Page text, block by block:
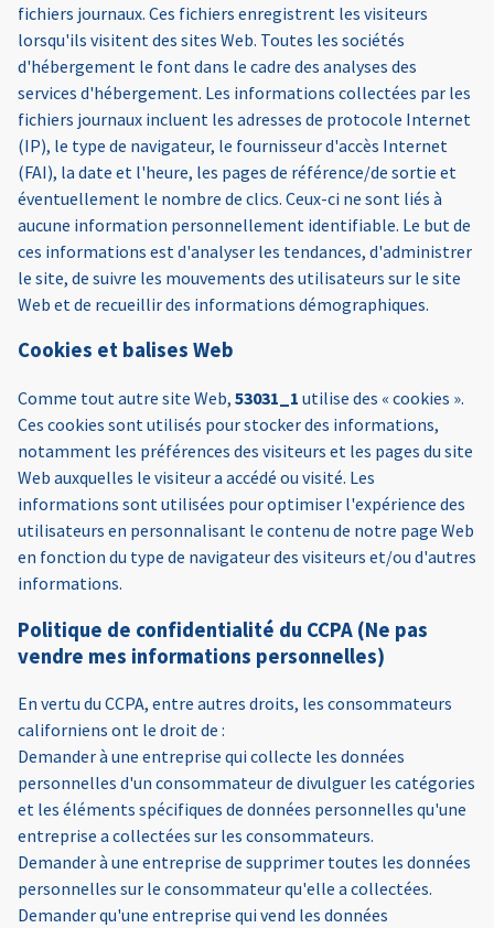
fichiers journaux. Ces fichiers enregistrent les visiteurs
lorsqu'ils visitent des sites Web. Toutes les sociétés
d'hébergement le font dans le cadre des analyses des
services d'hébergement. Les informations collectées par les
fichiers journaux incluent les adresses de protocole Internet
(IP), le type de navigateur, le fournisseur d'accès Internet
(FAI), la date et l'heure, les pages de référence/de sortie et
éventuellement le nombre de clics. Ceux-ci ne sont liés à
aucune information personnellement identifiable. Le but de
ces informations est d'analyser les tendances, d'administrer
le site, de suivre les mouvements des utilisateurs sur le site
Web et de recueillir des informations démographiques.
Cookies et balises Web
Comme tout autre site Web, 53031_1 utilise des « cookies ».
Ces cookies sont utilisés pour stocker des informations,
notamment les préférences des visiteurs et les pages du site
Web auxquelles le visiteur a accédé ou visité. Les
informations sont utilisées pour optimiser l'expérience des
utilisateurs en personnalisant le contenu de notre page Web
en fonction du type de navigateur des visiteurs et/ou d'autres
informations.
Politique de confidentialité du CCPA (Ne pas
vendre mes informations personnelles)
En vertu du CCPA, entre autres droits, les consommateurs
californiens ont le droit de :
Demander à une entreprise qui collecte les données
personnelles d'un consommateur de divulguer les catégories
et les éléments spécifiques de données personnelles qu'une
entreprise a collectées sur les consommateurs.
Demander à une entreprise de supprimer toutes les données
personnelles sur le consommateur qu'elle a collectées.
Demander qu'une entreprise qui vend les données